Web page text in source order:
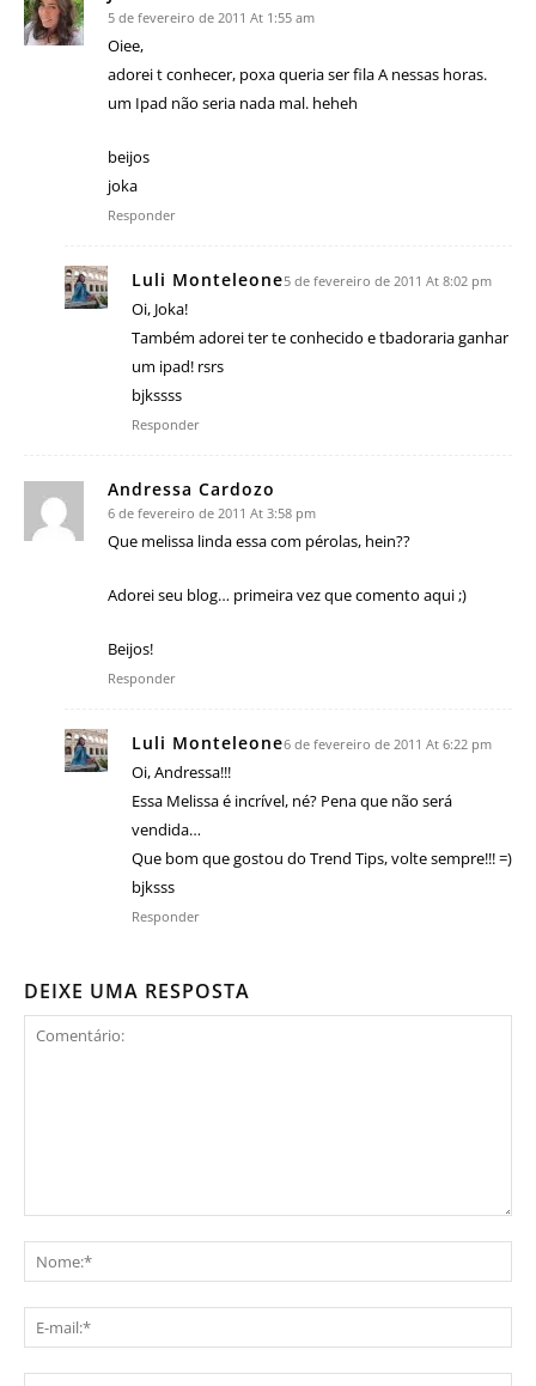
5 de fevereiro de 2011 At 1:55 am
Oiee,
adorei t conhecer, poxa queria ser fila A nessas horas.
um Ipad não seria nada mal. heheh
beijos
joka
Responder
Luli Monteleone5 de fevereiro de 2011 At 8:02 pm
Oi, Joka!
Também adorei ter te conhecido e tbadoraria ganhar
um ipad! rsrs
bjkssss
Responder
Andressa Cardozo
6 de fevereiro de 2011 At 3:58 pm
Que melissa linda essa com pérolas, hein??
Adorei seu blog… primeira vez que comento aqui ;)
Beijos!
Responder
Luli Monteleone6 de fevereiro de 2011 At 6:22 pm
Oi, Andressa!!!
Essa Melissa é incrível, né? Pena que não será
vendida…
Que bom que gostou do Trend Tips, volte sempre!!! =)
bjksss
Responder
DEIXE UMA RESPOSTA